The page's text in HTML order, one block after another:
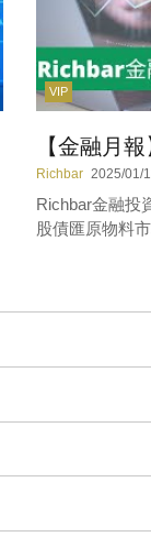
VIP
【金融月
Richbar 2025/01/
Richbar金融投
股債匯原物料